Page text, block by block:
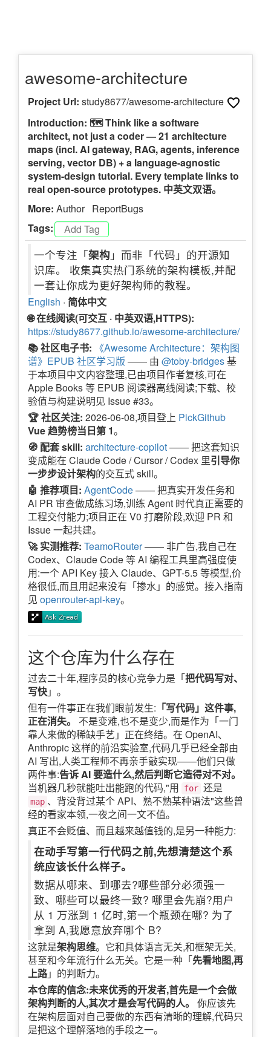
awesome-architecture
Project Url: study8677/awesome-architecture
Introduction: 🗺️ Think like a software
architect, not just a coder — 21 architecture
maps (incl. AI gateway, RAG, agents, inference
serving, vector DB) + a language-agnostic
system-design tutorial. Every template links to
real open-source prototypes. 中英文双语。
More: Author ReportBugs
Tags:
一个专注「架构 」而非「代码」的开源知
识库。 收集真实热门系统的架构模板,并配
一套让你成为更好架构师的教程。
English · 简体中文
🌐 在线阅读(可交互 · 中英双语,HTTPS):
https://study8677.github.io/awesome-architecture/
📚 社区电子书: 《Awesome Architecture：架构图
谱》EPUB 社区学习版 —— 由 @toby-bridges基
于本项目中文内容整理,已由项目作者复核,可在
Apple Books 等 EPUB 阅读器离线阅读;下载、校
验值与构建说明见 Issue #33。
🏆 社区关注: 2026-06-08,项目登上 PickGithub
Vue 趋势榜当日第 1。
🧭 配套 skill: architecture-copilot—— 把这套知识
变成能在 Claude Code / Cursor / Codex 里引导你
一步步设计架构的交互式 skill。
🤖 推荐项目: AgentCode—— 把真实开发任务和
AI PR 审查做成练习场,训练 Agent 时代真正需要的
工程交付能力;项目正在 V0 打磨阶段,欢迎 PR 和
Issue 一起共建。
🚀 实测推荐: TeamoRouter—— 非广告,我自己在
Codex、Claude Code 等 AI 编程工具里高强度使
用:一个 API Key 接入 Claude、GPT-5.5 等模型,价
格很低,而且用起来没有「掺水」的感觉。接入指南
见 openrouter-api-key。
这个仓库为什么存在
过去二十年,程序员的核心竞争力是「把代码写对、
写快」。
但有一件事正在我们眼前发生: 「写代码」这件事,
正在消失。
不是变难,也不是变少,而是作为「一门
靠人来做的稀缺手艺」正在终结。在 OpenAI、
Anthropic 这样的前沿实验室,代码几乎已经全部由
AI 写出,人类工程师不再亲手敲实现——他们只做
两件事:告诉 AI 要造什么,然后判断它造得对不对。
当机器几秒就能吐出能跑的代码,"用
for 还是
map 、背没背过某个 API、熟不熟某种语法"这些曾
经的看家本领,一夜之间一文不值。
真正不会贬值、而且越来越值钱的,是另一种能力:
在动手写第一行代码之前,先想清楚这个系
统应该长什么样子。
数据从哪来、到哪去?哪些部分必须强一
致、哪些可以最终一致? 哪里会先崩?用户
从 1 万涨到 1 亿时,第一个瓶颈在哪? 为了
拿到 A,我愿意放弃哪个 B?
这就是架构思维。它和具体语言无关,和框架无关,
甚至和今年流行什么无关。它是一种「先看地图,再
上路」的判断力。
本仓库的信念:未来优秀的开发者,首先是一个会做
架构判断的人,其次才是会写代码的人。 你应该先
在架构层面对自己要做的东西有清晰的理解,代码只
是把这个理解落地的手段之一。